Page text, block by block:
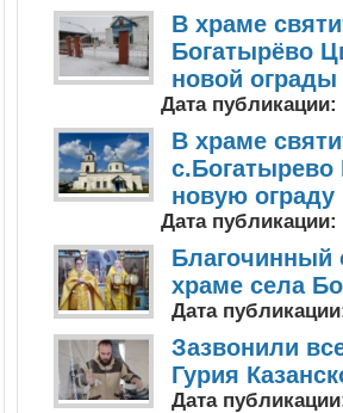
В храме
Богатырёво
новой ограды
Дата публикации:
В храме
новую ограду
Дата публикации:
Благочинный
храме села
Дата
Зазвонили
Гурия
Дата